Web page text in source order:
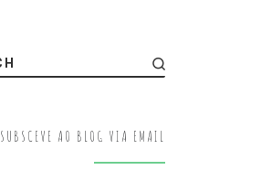
SUBSCEVE AO BLOG VIA EMAIL